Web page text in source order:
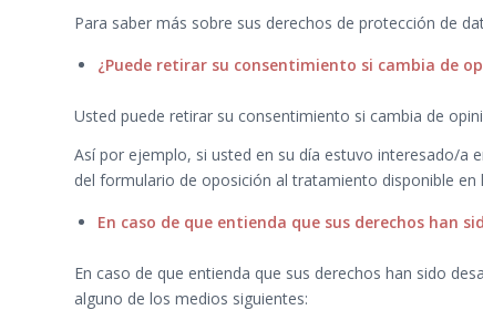
Para saber más sobre sus derechos de protección de
¿Puede retirar su consentimiento si cambia de
Usted puede retirar su consentimiento si cambia de
Así por ejemplo, si usted en su día estuvo interesado/a
del formulario de oposición al tratamiento disponible en
En caso de que entienda que sus derechos han
En caso de que entienda que sus derechos han sido
alguno de los medios siguientes: